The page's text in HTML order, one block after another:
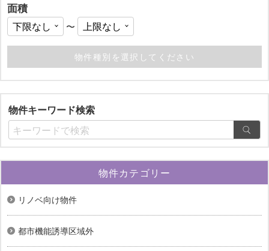
面積
〜
物件キーワード検索
物件カテゴリー
リノベ向け物件
都市機能誘導区域外